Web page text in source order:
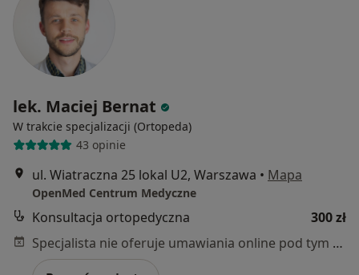
lek. Maciej Bernat
W trakcie specjalizacji (Ortopeda)
43 opinie
ul. Wiatraczna 25 lokal U2, Warszawa • Mapa
OpenMed Centrum Medyczne
Konsultacja ortopedyczna
300 zł
Specjalista nie oferuje umawiania online pod tym adresem.